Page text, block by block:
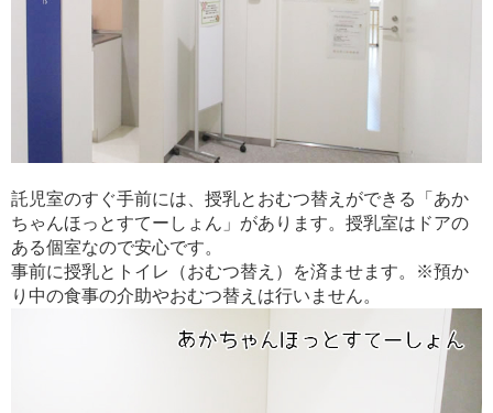
託児室のすぐ手前には、授乳とおむつ替えができる「あか
ちゃんほっとすてーしょん」があります。授乳室はドアの
ある個室なので安心です。
事前に授乳とトイレ（おむつ替え）を済ませます。※預か
り中の食事の介助やおむつ替えは行いません。